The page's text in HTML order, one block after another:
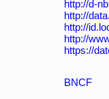
http://d-
http://
http://
http://
https://
BNCF